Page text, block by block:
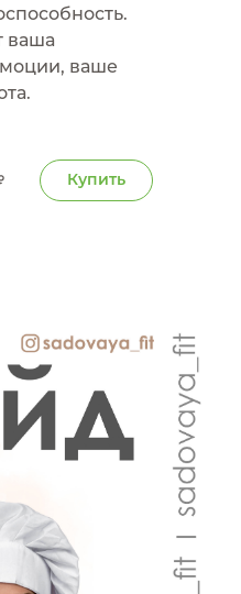
ваша
ваше
Купить